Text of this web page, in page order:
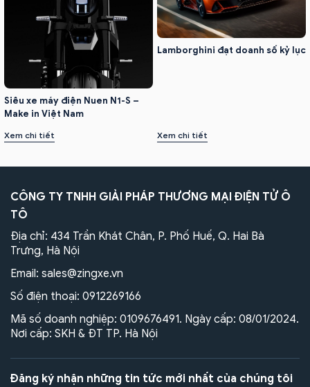
Siêu xe máy điện Nuen N1-S –
Make in Việt Nam
Xem chi tiết
Lamborghini đạt doanh số kỷ lục
Xem chi tiết
CÔNG TY TNHH GIẢI PHÁP THƯƠNG MẠI ĐIỆN TỬ Ô
TÔ
Địa chỉ: 434 Trần Khát Chân, P. Phố Huế, Q. Hai Bà
Trưng, Hà Nội
Email: sales@zingxe.vn
Số điện thoại: 0912269166
Mã số doanh nghiệp: 0109676491. Ngày cấp: 08/01/2024.
Nơi cấp: SKH & ĐT TP. Hà Nội
Đăng ký nhận những tin tức mới nhất của chúng tôi